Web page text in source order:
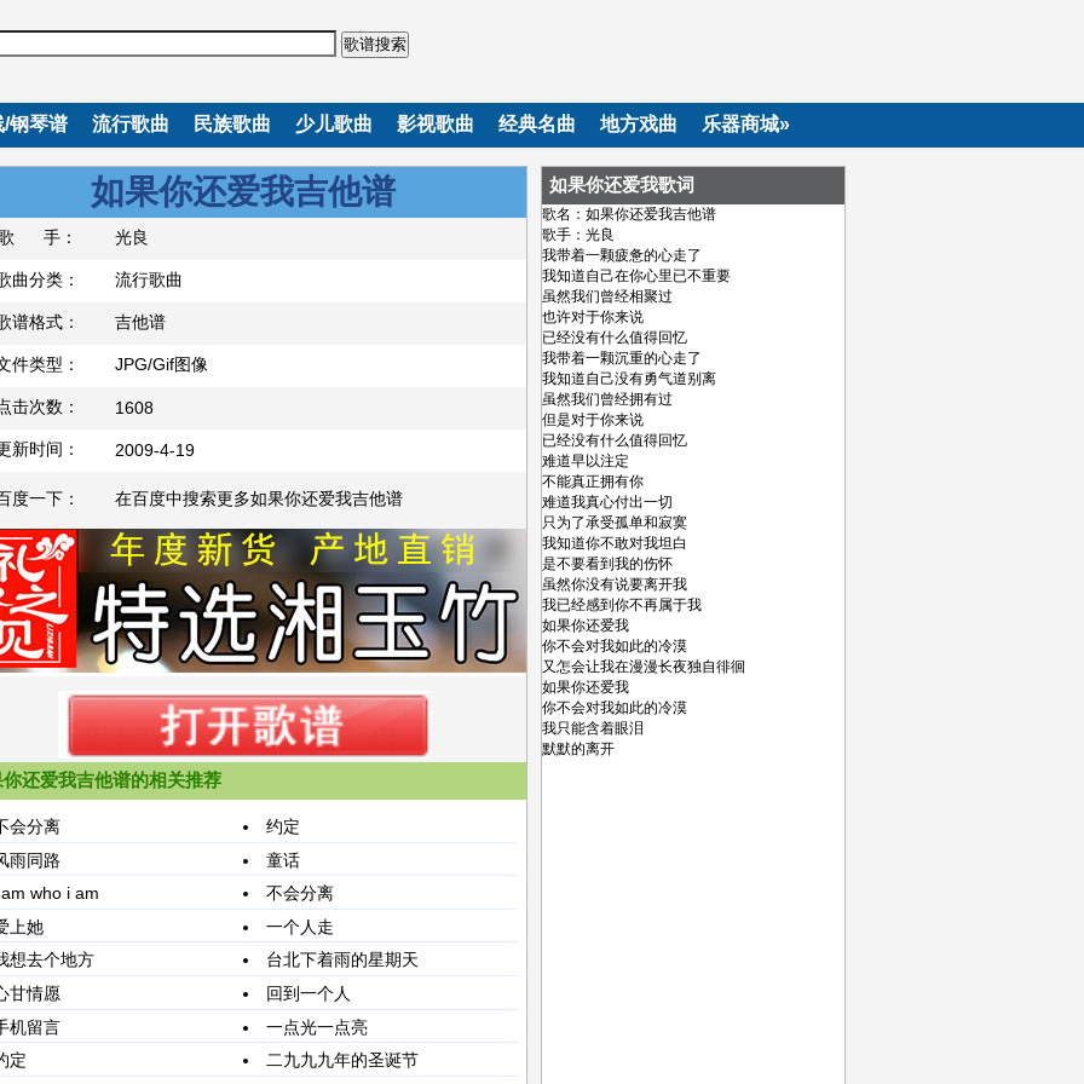
歌谱搜索
/钢琴谱 流行歌曲 民族歌曲 少儿歌曲 影视歌曲 经典名曲 地方戏曲 乐器商城»
如果你还爱我吉他谱
手： 光良
曲分类： 流行歌曲
谱格式： 吉他谱
件类型： JPG/Gif图像
击次数： 1608
新时间： 2009-4-19
度一下： 在百度中搜索更多如果你还爱我吉他谱
还爱我吉他谱的相关推荐
会分离
约定
雨同路
童话
who i am
不会分离
上她
一个人走
想去个地方
台北下着雨的星期天
甘情愿
回到一个人
机留言
一点光一点亮
定
二九九九年的圣诞节
如果你还爱我歌词
歌名：如果你还爱我吉他谱
歌手：光良
我带着一颗疲惫的心走了
我知道自己在你心里已不重要
虽然我们曾经相聚过
也许对于你来说
已经没有什么值得回忆
我带着一颗沉重的心走了
我知道自己没有勇气道别离
虽然我们曾经拥有过
但是对于你来说
已经没有什么值得回忆
难道早以注定
不能真正拥有你
难道我真心付出一切
只为了承受孤单和寂寞
我知道你不敢对我坦白
是不要看到我的伤怀
虽然你没有说要离开我
我已经感到你不再属于我
如果你还爱我
你不会对我如此的冷漠
又怎会让我在漫漫长夜独自徘徊
如果你还爱我
你不会对我如此的冷漠
我只能含着眼泪
默默的离开